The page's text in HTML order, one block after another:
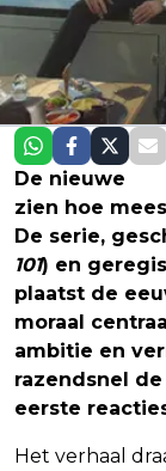
De nieuwe
zien hoe
De serie,
101) en
plaatst de
moraal
ambitie en
razendsnel
eerste
Het verhaal